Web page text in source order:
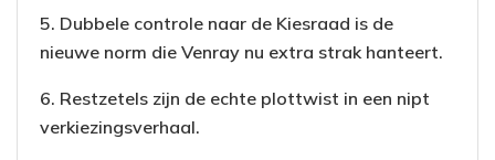
5. Dubbele controle naar de Kiesraad is de
nieuwe norm die Venray nu extra strak hanteert.
6. Restzetels zijn de echte plottwist in een nipt
verkiezingsverhaal.